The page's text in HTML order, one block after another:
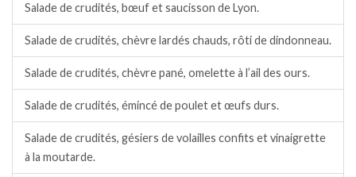
Salade de crudités, bœuf et saucisson de Lyon.
Salade de crudités, chèvre lardés chauds, rôti de dindonneau.
Salade de crudités, chèvre pané, omelette à l’ail des ours.
Salade de crudités, émincé de poulet et œufs durs.
Salade de crudités, gésiers de volailles confits et vinaigrette
à la moutarde.